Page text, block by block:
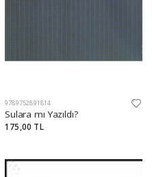
9789752891814
Sulara mı Yazıldı?
175,00 TL